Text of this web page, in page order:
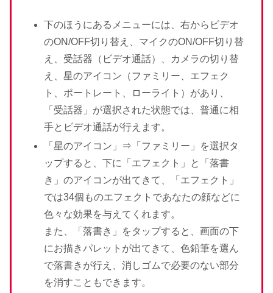
下のほうにあるメニューには、右からビデオ
のON/OFF切り替え、マイクのON/OFF切り替
え、受話器（ビデオ通話）、カメラの切り替
え、星のアイコン（ファミリー、エフェク
ト、ポートレート、ローライト）があり、
「受話器」が選択された状態では、普通に相
手とビデオ通話が行えます。
「星のアイコン」⇒「ファミリー」を選択タ
ップすると、下に「エフェクト」と「落書
き」のアイコンが出てきて、「エフェクト」
では34個ものエフェクトであなたの顔などに
色々な効果を与えてくれます。
また、「落書き」をタップすると、画面の下
にお描きパレットが出てきて、色鉛筆を選ん
で落書きが行え、消しゴムで必要のない部分
を消すこともできます。